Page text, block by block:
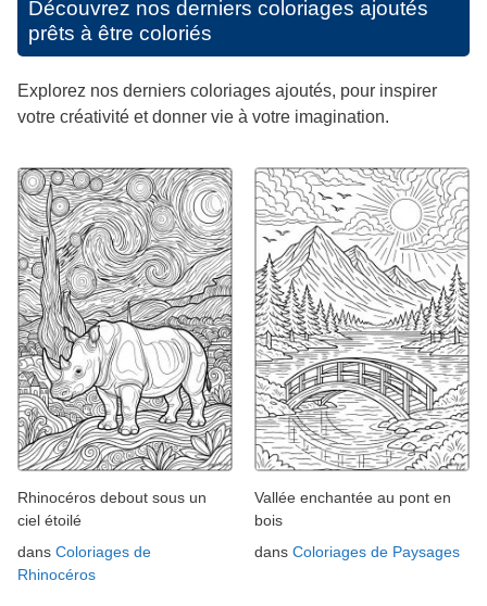
Découvrez nos derniers coloriages ajoutés
prêts à être coloriés
Explorez nos derniers coloriages ajoutés, pour inspirer
votre créativité et donner vie à votre imagination.
Rhinocéros debout sous un
ciel étoilé
dans Coloriages de
Rhinocéros
Vallée enchantée au pont en
bois
dans Coloriages de Paysages